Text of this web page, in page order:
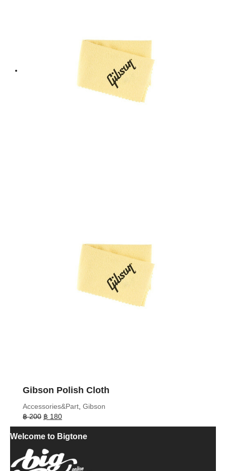
Gibson Polish Cloth
Accessories&Part, Gibson
฿200 Original
price
was:
฿ 180Current
price
is:
Welcome to Bigtone